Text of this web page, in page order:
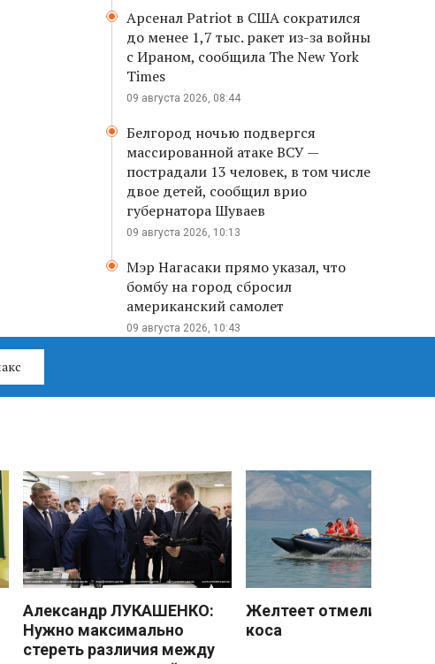
Арсенал Patriot в США сократился
до менее 1,7 тыс. ракет из-за войны
с Ираном, сообщила The New York
Times
09 августа 2026, 08:44
Белгород ночью подвергся
массированной атаке ВСУ —
пострадали 13 человек, в том числе
двое детей, сообщил врио
губернатора Шуваев
09 августа 2026, 10:13
Мэр Нагасаки прямо указал, что
бомбу на город сбросил
американский самолет
09 августа 2026, 10:43
Александр ЛУКАШЕНКО:
Нужно максимально
стереть различия между
Желтеет отмели
коса